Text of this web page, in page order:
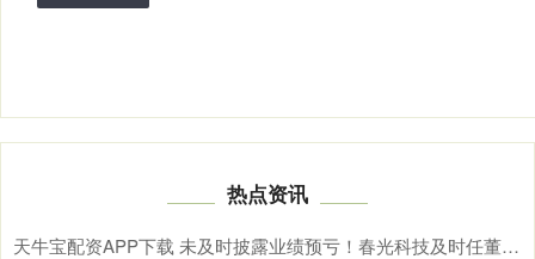
热点资讯
天牛宝配资APP下载 未及时披露业绩预亏！春光科技及时任董事长、总经理被通报批评